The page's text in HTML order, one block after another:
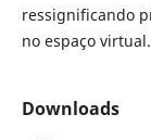
ressignificando
no espaço virtual.
Downloads